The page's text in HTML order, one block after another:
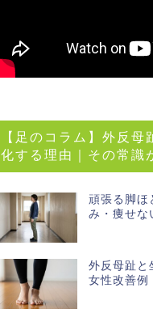
【足のコラム】外反母
化する理由｜その常識
頑張る脚ほ
み・痩せな
外反母趾と
女性改善例